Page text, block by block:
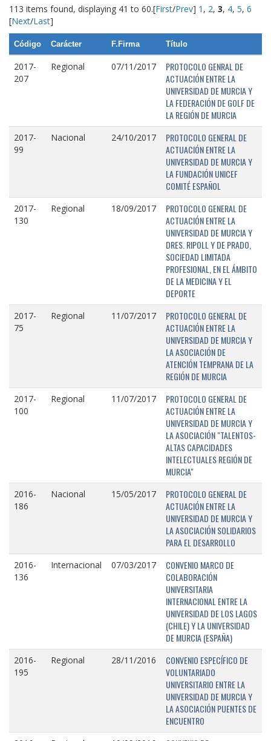
113 items found, displaying 41 to 60.[First/Prev] 1 , 2, 3, 4, 5, 6
[Next/Last]
Código Carácter F.Firma Título
2017-
207
Regional 07/11/2017
PROTOCOLO GENRAL DE
ACTUACIÓN ENTRE LA
UNIVERSIDAD DE MURCIA Y
LA FEDERACIÓN DE GOLF DE
LA REGIÓN DE MURCIA
2017-
99
Nacional 24/10/2017
PROTOCOLO GENERAL DE
ACTUACIÓN ENTRE LA
UNIVERSIDAD DE MURCIA Y
LA FUNDACIÓN UNICEF
COMITÉ ESPAÑOL
2017-
130
Regional 18/09/2017
PROTOCOLO GENERAL DE
ACTUACIÓN ENTRE LA
UNIVERSIDAD DE MURCIA Y
DRES. RIPOLL Y DE PRADO,
SOCIEDAD LIMITADA
PROFESIONAL, EN EL ÁMBITO
DE LA MEDICINA Y EL
DEPORTE
2017-
75
Regional 11/07/2017
PROTOCOLO GENERAL DE
ACTUACIÓN ENTRE LA
UNIVERSIDAD DE MURCIA Y
LA ASOCIACIÓN DE
ATENCIÓN TEMPRANA DE LA
REGIÓN DE MURCIA
2017-
100
Regional 11/07/2017
PROTOCOLO GENERAL DE
ACTUACIÓN ENTRE LA
UNIVERSIDAD DE MURCIA Y
LA ASOCIACIÓN "TALENTOS-
ALTAS CAPACIDADES
INTELECTUALES REGIÓN DE
MURCIA"
2016-
186
Nacional 15/05/2017
PROTOCOLO GENERAL DE
ACTUACIÓN ENTRE LA
UNIVERSIDAD DE MURCIA Y
LA ASOCIACIÓN SOLIDARIOS
PARA EL DESARROLLO
2016-
136
Internacional 07/03/2017
CONVENIO MARCO DE
COLABORACIÓN
UNIVERSITARIA
INTERNACIONAL ENTRE LA
UNIVERSIDAD DE LOS LAGOS
(CHILE) Y LA UNIVERSIDAD
DE MURCIA (ESPAÑA)
2016-
195
Regional 28/11/2016
CONVENIO ESPECÍFICO DE
VOLUNTARIADO
UNIVERSITARIO ENTRE LA
UNIVERSIDAD DE MURCIA Y
LA ASOCIACIÓN PUENTES DE
ENCUENTRO